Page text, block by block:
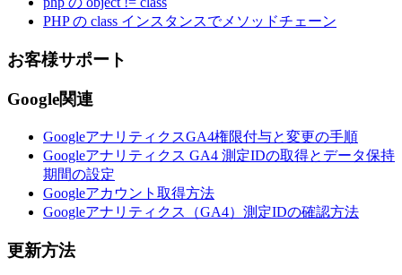
PHP の class インスタンスでメソッドチェーン
お客様サポート
Google関連
GoogleアナリティクスGA4権限付与と変更の手順
Googleアナリティクス GA4 測定IDの取得とデータ保持
期間の設定
Googleアカウント取得方法
Googleアナリティクス（GA4）測定IDの確認方法
更新方法